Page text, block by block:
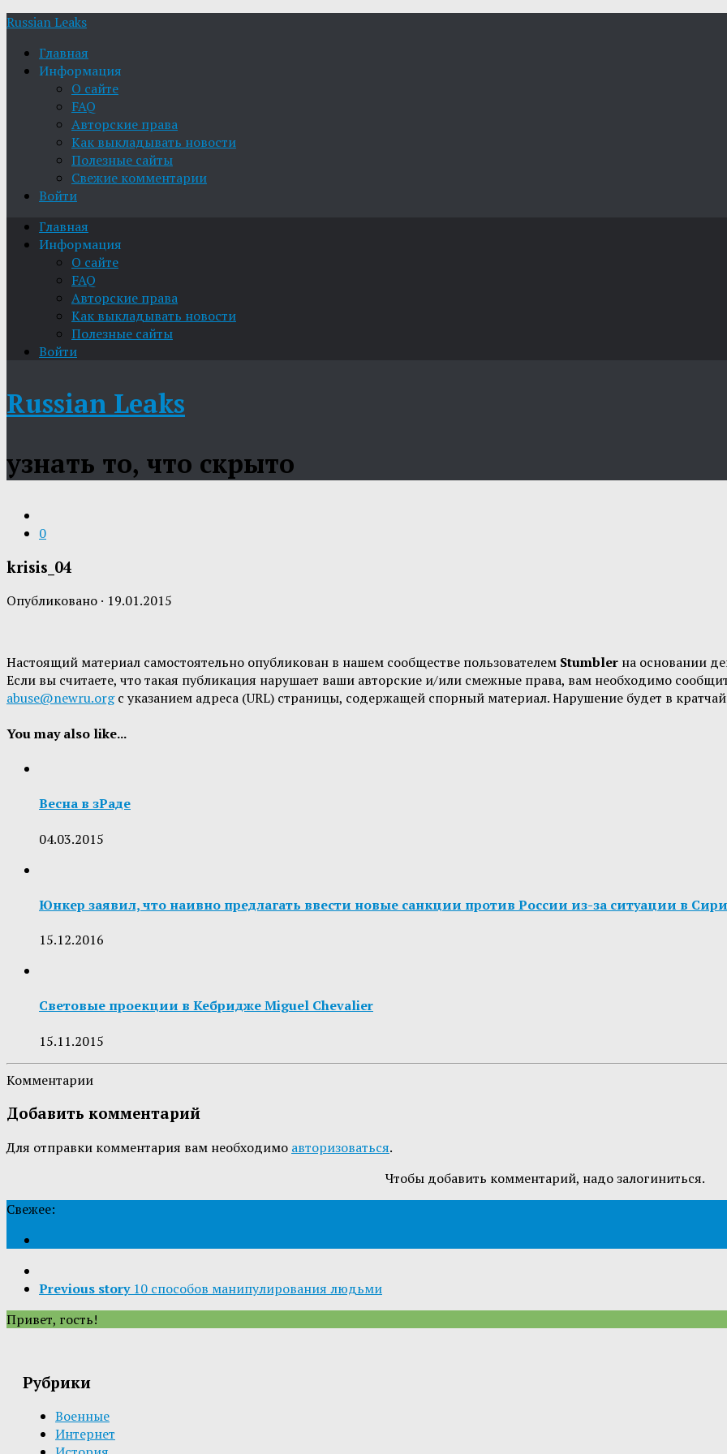
Russian Leaks
Главная
Информация
О сайте
FAQ
Авторские права
Как выкладывать новости
Полезные сайты
Свежие комментарии
Войти
Главная
Информация
О сайте
FAQ
Авторские права
Как выкладывать новости
Полезные сайты
Войти
Russian Leaks
узнать то, что скрыто
0
krisis_04
Опубликовано · 19.01.2015
Настоящий материал самостоятельно опубликован в нашем сообществе пользователем Stumbler на основании
Если вы считаете, что такая публикация нарушает ваши авторские и/или смежные права, вам необходимо
abuse@newru.orgс указанием адреса (URL) страницы, содержащей спорный материал. Нарушение будет в
You may also like...
Весна в зРаде
04.03.2015
Юнкер заявил, что наивно предлагать ввести новые санкции против России из-за ситуации в
15.12.2016
Световые проекции в Кебридже Miguel Chevalier
15.11.2015
Комментарии
Добавить комментарий
Для отправки комментария вам необходимо авторизоваться.
Чтобы добавить комментарий, надо залогиниться.
Свежее:
Previous story 10 способов манипулирования людьми
Привет, гость!
Рубрики
Военные
Интернет